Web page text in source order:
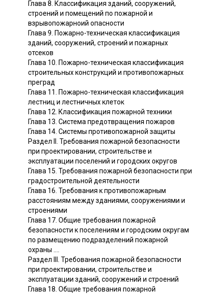
Глава 8. Классификация зданий, сооружений,
строений и помещений по пожарной и
взрывопожарноий опасности
Глава 9. Пожарно-техническая классификация
зданий, сооружений, строений и пожарных
отсеков
Глава 10. Пожарно-техническая классификация
строительных конструкций и противопожарных
преград
Глава 11. Пожарно-техническая классификация
лестниц и лестничных клеток
Глава 12. Классификация пожарной техники
Глава 13. Система предотвращения пожаров
Глава 14. Системы противопожарной защиты
Раздел II. Требования пожарной безопасности
при проектировании, строительстве и
эксплуатации поселений и городских округов
Глава 15. Требования пожарной безопасности при
градостроительной деятельности
Глава 16. Требования к противопожарным
расстояниям между зданиями, сооружениями и
строениями
Глава 17. Общие требования пожарной
безопасности к поселениям и городским округам
по размещению подразделений пожарной
охраны ....
Раздел III. Требования пожарной безопасности
при проектировании, строительстве и
эксплуатации зданий, сооружений и строений
Глава 18. Общие требования пожарной